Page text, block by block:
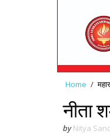
Home /
नीता
by Nitya